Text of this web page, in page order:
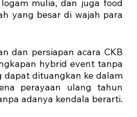
mulia, dan juga food
yang besar di wajah para
dan persiapan acara CKB
hybrid event tanpa
dapat dituangkan ke dalam
perayaan ulang tahun
adanya kendala berarti.